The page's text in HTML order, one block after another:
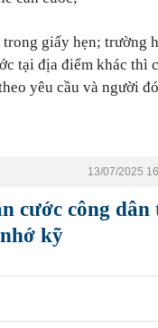
giấy hẹn; trường
tại địa điểm khác thì
yêu cầu và người
13/07/2025
cước công
kỹ